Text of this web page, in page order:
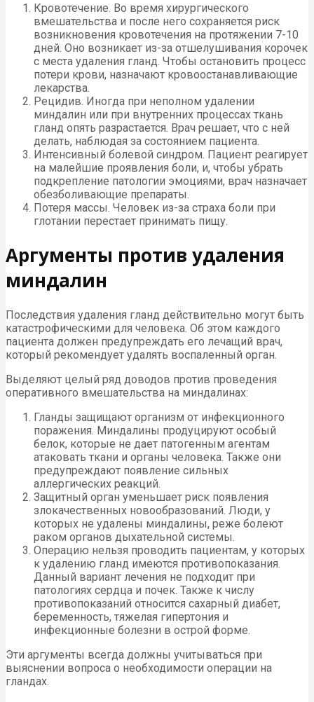
Кровотечение. Во время хирургического
вмешательства и после него сохраняется риск
возникновения кровотечения на протяжении 7-10
дней. Оно возникает из-за отшелушивания корочек
с места удаления гланд. Чтобы остановить процесс
потери крови, назначают кровоостанавливающие
лекарства.
Рецидив. Иногда при неполном удалении
миндалин или при внутренних процессах ткань
гланд опять разрастается. Врач решает, что с ней
делать, наблюдая за состоянием пациента.
Интенсивный болевой синдром. Пациент реагирует
на малейшие проявления боли, и, чтобы убрать
подкрепление патологии эмоциями, врач назначает
обезболивающие препараты.
Потеря массы. Человек из-за страха боли при
глотании перестает принимать пищу.
Аргументы против удаления
миндалин
Последствия удаления гланд действительно могут быть
катастрофическими для человека. Об этом каждого
пациента должен предупреждать его лечащий врач,
который рекомендует удалять воспаленный орган.
Выделяют целый ряд доводов против проведения
оперативного вмешательства на миндалинах:
Гланды защищают организм от инфекционного
поражения. Миндалины продуцируют особый
белок, которые не дает патогенным агентам
атаковать ткани и органы человека. Также они
предупреждают появление сильных
аллергических реакций.
Защитный орган уменьшает риск появления
злокачественных новообразований. Люди, у
которых не удалены миндалины, реже болеют
раком органов дыхательной системы.
Операцию нельзя проводить пациентам, у которых
к удалению гланд имеются противопоказания.
Данный вариант лечения не подходит при
патологиях сердца и почек. Также к числу
противопоказаний относится сахарный диабет,
беременность, тяжелая гипертония и
инфекционные болезни в острой форме.
Эти аргументы всегда должны учитываться при
выяснении вопроса о необходимости операции на
гландах.